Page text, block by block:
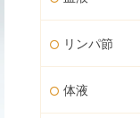
リンパ節
体液